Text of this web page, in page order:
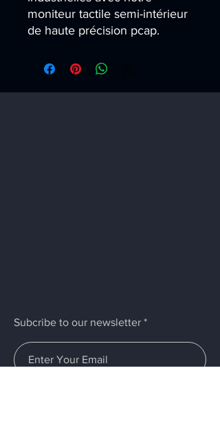
moniteur tactile semi-intérieur
de haute précision pcap.
Subcribe to our newsletter